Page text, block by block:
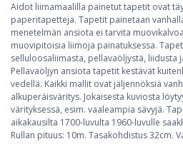
Aidot liimamaalilla painetut tapetit ovat
paperitapetteja. Tapetit painetaan
menetelmän ansiota ei tarvita
muovipitoisia liimoja painatuksessa.
selluloosaliimasta, pellavaöljystä, liidusta
Pellavaöljyn ansiota tapetit kestävät
vedellä. Kaikki mallit ovat jäljennöksiä
alkuperäisväritys. Jokaisesta kuviosta
värityksessä, esim. vaaleampia sävyjä.
aikakausilta 1700-luvulta 1960-luvulle
Rullan pituus: 10m. Tasakohdistus 32cm.